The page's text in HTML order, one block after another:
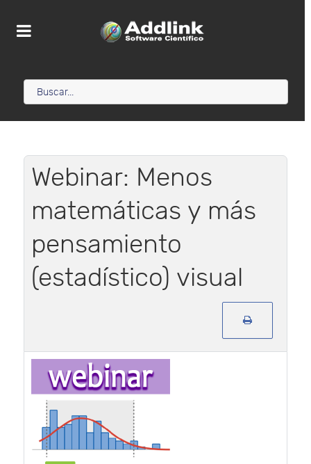
Webinar: Menos
matemáticas y más
pensamiento
(estadístico) visual